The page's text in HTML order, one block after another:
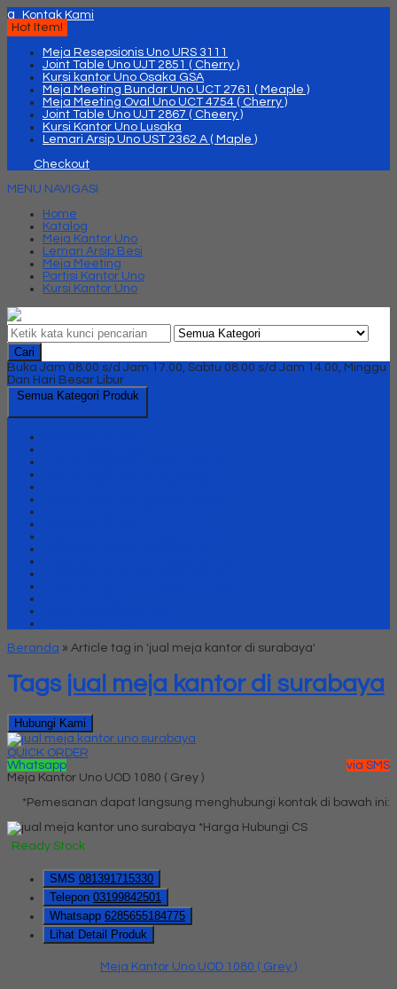
q
Kontak Kami
Hot Item!
Meja Resepsionis Uno URS 3111
Joint Table Uno UJT 2851 ( Cherry )
Kursi kantor Uno Osaka GSA
Meja Meeting Bundar Uno UCT 2761 ( Meaple )
Meja Meeting Oval Uno UCT 4754 ( Cherry )
Joint Table Uno UJT 2867 ( Cheery )
Kursi Kantor Uno Lusaka
Lemari Arsip Uno UST 2362 A ( Maple )
Checkout
MENU NAVIGASI
Home
Katalog
Meja Kantor Uno
Lemari Arsip Besi
Meja Meeting
Partisi Kantor Uno
Kursi Kantor Uno
Cari
Buka Jam 08.00 s/d Jam 17.00, Sabtu 08.00 s/d Jam 14.00, Minggu
Dan Hari Besar Libur
Semua Kategori Produk
Beranda » Article tag in 'jual meja kantor di surabaya'
Tags jual meja kantor di surabaya
Hubungi Kami
QUICK ORDER
Whatsapp
via SMS
Meja Kantor Uno UOD 1080 ( Grey )
*Pemesanan dapat langsung menghubungi kontak di bawah ini:
*Harga Hubungi CS
Ready Stock
SMS 081391715330
Telepon 03199842501
Whatsapp 6285655184775
Lihat Detail Produk
Meja Kantor Uno UOD 1080 ( Grey )